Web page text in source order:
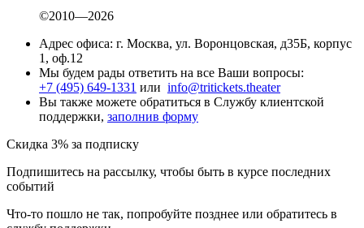
©2010—2026
Адрес офиса: г. Москва, ул. Воронцовская, д35Б, корпус
1, оф.12
Мы будем рады ответить на все Ваши вопросы:
+7 (495) 649-1331 или info@tritickets.theater
Вы также можете обратиться в Службу клиентской
поддержки, заполнив форму
Скидка 3% за подписку
Подпишитесь на рассылку, чтобы быть в курсе последних
событий
Что-то пошло не так, попробуйте позднее или обратитесь в